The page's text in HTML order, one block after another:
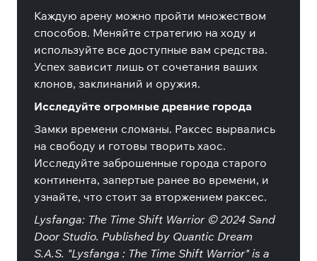
Каждую арену можно пройти множеством
способов. Меняйте стратегию на ходу и
используйте все доступные вам средства.
Успех зависит лишь от сочетания ваших
клонов, заклинаний и оружия.
Исследуйте огромные древние города
Замки времени сломаны. Раксес вырвались
на свободу и готовы творить хаос.
Исследуйте заброшенные города старого
континента, запертые ранее во времени, и
узнайте, что стоит за вторжением раксес.
Lysfanga: The Time Shift Warrior © 2024 Sand
Door Studio. Published by Quantic Dream
S.A.S. "Lysfanga : The Time Shift Warrior" is a